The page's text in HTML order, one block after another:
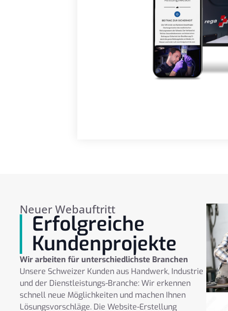
Neuer Webauftritt
Erfolgreiche
Kundenprojekte
Wir arbeiten für unterschiedlichste Branchen
Unsere Schweizer Kunden aus Handwerk, Industrie
und der Dienstleistungs-Branche: Wir erkennen
schnell neue Möglichkeiten und machen Ihnen
Lösungsvorschläge. Die Website-Erstellung